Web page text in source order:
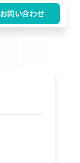
お問い合わせ